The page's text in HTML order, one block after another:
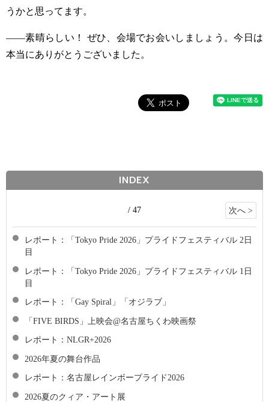
うかと思ってます。
——素晴らしい！
ぜひ、会場でお会いしましょう。今日は
本当にありがとうございました。
INDEX
/ 47 次へ >
レポート：「Tokyo Pride 2026」プライドフェスティバル 2日
目
レポート：「Tokyo Pride 2026」プライドフェスティバル 1日
目
レポート：「Gay Spiral」「オジラブ」
「FIVE BIRDS」上映会@名古屋ちくわ映画祭
レポート：NLGR+2026
2026年夏の舞台作品
レポート：名古屋レインボープライド2026
2026夏のクィア・アート展